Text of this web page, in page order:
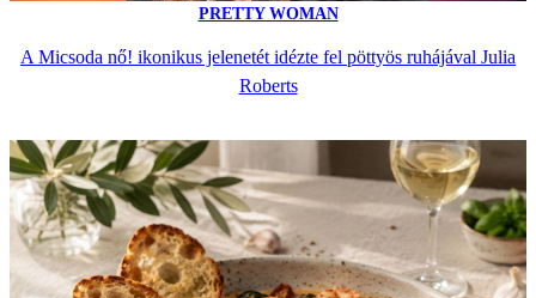
PRETTY WOMAN
A Micsoda nő! ikonikus jelenetét idézte fel pöttyös ruhájával Julia
Roberts